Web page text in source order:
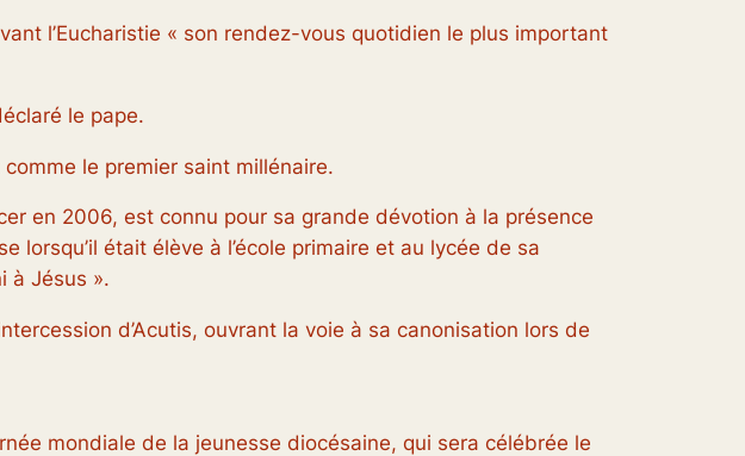
l’Eucharistie « son rendez-vous quotidien le plus important
le pape.
le premier saint millénaire.
en 2006, est connu pour sa grande dévotion à la présence
lorsqu’il était élève à l’école primaire et au lycée de sa
à Jésus ».
d’Acutis, ouvrant la voie à sa canonisation lors de
mondiale de la jeunesse diocésaine, qui sera célébrée le